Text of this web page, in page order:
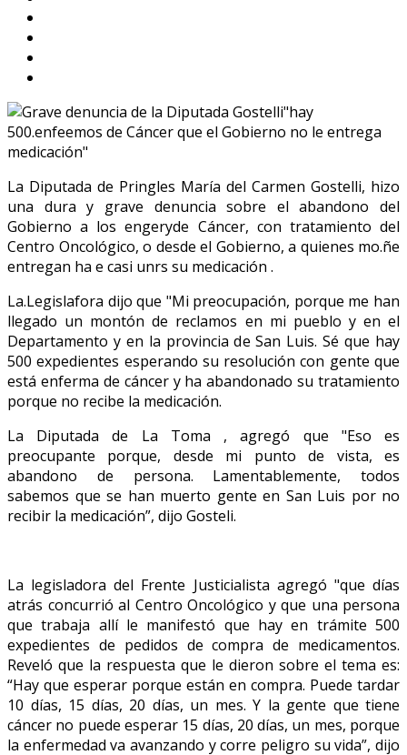
La Diputada de Pringles María del Carmen Gostelli, hizo
una dura y grave denuncia sobre el abandono del
Gobierno a los engeryde Cáncer, con tratamiento del
Centro Oncológico, o desde el Gobierno, a quienes mo.ñe
entregan ha e casi unrs su medicación .
La.Legislafora dijo que "Mi preocupación, porque me han
llegado un montón de reclamos en mi pueblo y en el
Departamento y en la provincia de San Luis. Sé que hay
500 expedientes esperando su resolución con gente que
está enferma de cáncer y ha abandonado su tratamiento
porque no recibe la medicación.
La Diputada de La Toma , agregó que "Eso es
preocupante porque, desde mi punto de vista, es
abandono de persona. Lamentablemente, todos
sabemos que se han muerto gente en San Luis por no
recibir la medicación”, dijo Gosteli.
La legisladora del Frente Justicialista agregó "que días
atrás concurrió al Centro Oncológico y que una persona
que trabaja allí le manifestó que hay en trámite 500
expedientes de pedidos de compra de medicamentos.
Reveló que la respuesta que le dieron sobre el tema es:
“Hay que esperar porque están en compra. Puede tardar
10 días, 15 días, 20 días, un mes. Y la gente que tiene
cáncer no puede esperar 15 días, 20 días, un mes, porque
la enfermedad va avanzando y corre peligro su vida”, dijo